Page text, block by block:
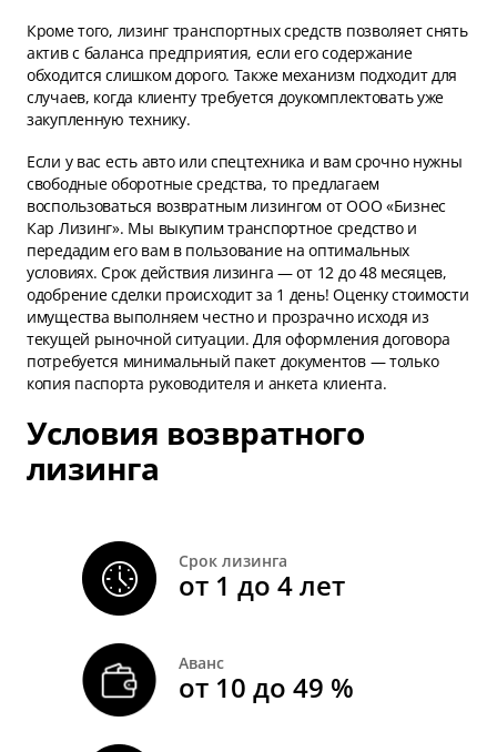
Кроме того, лизинг транспортных средств позволяет снять
актив с баланса предприятия, если его содержание
обходится слишком дорого. Также механизм подходит для
случаев, когда клиенту требуется доукомплектовать уже
закупленную технику.
Если у вас есть авто или спецтехника и вам срочно нужны
свободные оборотные средства, то предлагаем
воспользоваться возвратным лизингом от ООО «Бизнес
Кар Лизинг». Мы выкупим транспортное средство и
передадим его вам в пользование на оптимальных
условиях. Срок действия лизинга — от 12 до 48 месяцев,
одобрение сделки происходит за 1 день! Оценку стоимости
имущества выполняем честно и прозрачно исходя из
текущей рыночной ситуации. Для оформления договора
потребуется минимальный пакет документов — только
копия паспорта руководителя и анкета клиента.
Условия возвратного
лизинга
Срок лизинга
от 1 до 4 лет
Аванс
от 10 до 49 %